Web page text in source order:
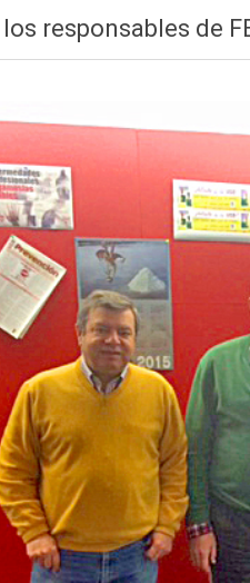
responsables de